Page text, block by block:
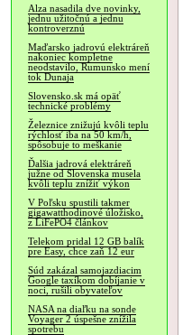
Alza nasadila dve novinky,
jednu užitočnú a jednu
kontroverznú
Maďarsko jadrovú elektráreň
nakoniec kompletne
neodstavilo, Rumunsko mení
tok Dunaja
Slovensko.sk má opäť
technické problémy
Železnice znižujú kvôli teplu
rýchlosť iba na 50 km/h,
spôsobuje to meškanie
Ďalšia jadrová elektráreň
južne od Slovenska musela
kvôli teplu znížiť výkon
V Poľsku spustili takmer
gigawatthodinové úložisko,
z LiFePO4 článkov
Telekom pridal 12 GB balík
pre Easy, chce zaň 12 eur
Súd zakázal samojazdiacim
Google taxíkom dobíjanie v
noci, rušili obyvateľov
NASA na diaľku na sonde
Voyager 2 úspešne znížila
spotrebu